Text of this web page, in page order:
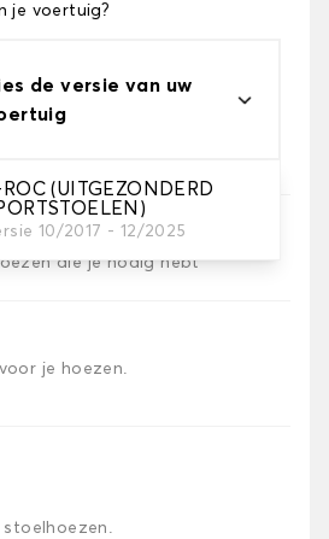
je voertuig?
de versie van uw
(UITGEZONDERD
10/2017 - 12/2025
die je nodig hebt
je hoezen.
stoelhoezen.